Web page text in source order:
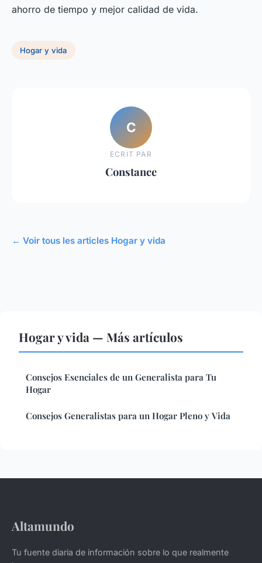
ahorro de tiempo y mejor calidad de vida.
Hogar y vida
C
ECRIT PAR
Constance
← Voir tous les articles Hogar y vida
Hogar y vida — Más artículos
Consejos Esenciales de un Generalista para Tu
Hogar
Consejos Generalistas para un Hogar Pleno y Vida
Altamundo
Tu fuente diaria de información sobre lo que realmente